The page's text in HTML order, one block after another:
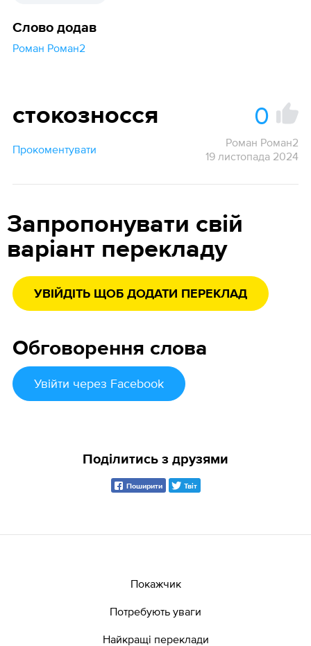
Слово додав
Роман Роман2
стокозносся 0
Прокоментувати
Роман Роман2
19 листопада 2024
Запропонувати свій
варіант перекладу
УВІЙДІТЬ ЩОБ ДОДАТИ ПЕРЕКЛАД
Обговорення слова
Увійти через Facebook
Поділитись з друзями
Поширити Твіт
Покажчик
Потребують уваги
Найкращі переклади